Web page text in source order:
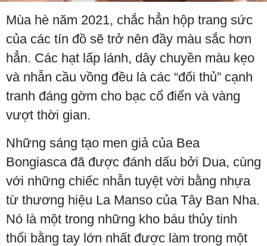
Mùa hè năm 2021, chắc hẳn hộp trang sức
của các tín đồ sẽ trở nên đầy màu sắc hơn
hẳn. Các hạt lấp lánh, dây chuyền màu kẹo
và nhẫn cầu vồng đều là các “đối thủ” cạnh
tranh đáng gờm cho bạc cổ điển và vàng
vượt thời gian.
Những sáng tạo men giả của Bea
Bongiasca đã được đánh dấu bởi Dua, cùng
với những chiếc nhẫn tuyệt vời bằng nhựa
từ thương hiệu La Manso của Tây Ban Nha.
Nó là một trong những kho báu thủy tinh
thổi bằng tay lớn nhất được làm trong một